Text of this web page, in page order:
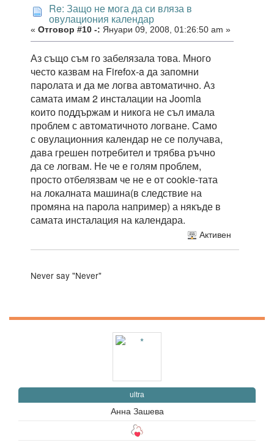
Re: Защо не мога да си вляза в
овулациония календар
« Отговор #10 -: Януари 09, 2008, 01:26:50 am »
Аз също съм го забелязала това. Много
често казвам на Firefox-a да запомни
паролата и да ме логва автоматично. Аз
самата имам 2 инсталации на Joomla
които поддържам и никога не съл имала
проблем с автоматичното логване. Само
с овулационния календар не се получава,
дава грешен потребител и трябва ръчно
да се логвам. Не че е голям проблем,
просто отбелязвам че не е от cookie-тата
на локалната машина(в следствие на
промяна на парола например) а някъде в
самата инсталация на календара.
Активен
Never say "Never"
ultra
Анна Зашева